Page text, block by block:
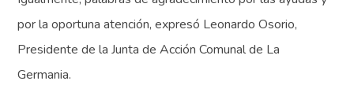
por la oportuna atención, expresó Leonardo Osorio,
Presidente de la Junta de Acción Comunal de La
Germania.